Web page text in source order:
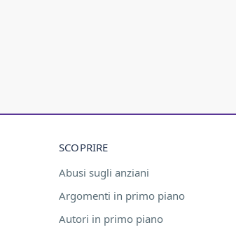
SCOPRIRE
Abusi sugli anziani
Argomenti in primo piano
Autori in primo piano